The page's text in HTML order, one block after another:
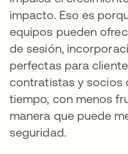
impacto. Eso es
equipos pueden
de sesión,
perfectas para
contratistas y socios
tiempo, con menos
manera que puede
seguridad.